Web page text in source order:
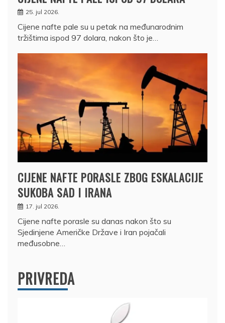
25. jul 2026.
Cijene nafte pale su u petak na međunarodnim
tržištima ispod 97 dolara, nakon što je…
CIJENE NAFTE PORASLE ZBOG ESKALACIJE
SUKOBA SAD I IRANA
17. jul 2026.
Cijene nafte porasle su danas nakon što su
Sjedinjene Američke Države i Iran pojačali
međusobne…
PRIVREDA